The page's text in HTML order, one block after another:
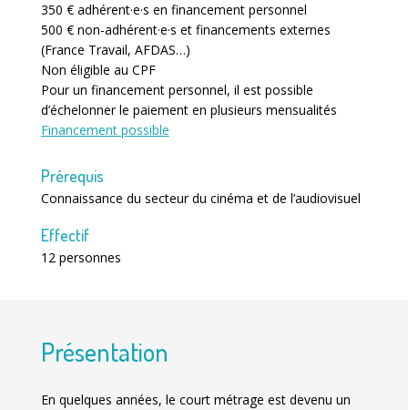
350 € adhérent·e·s en financement personnel
500 € non-adhérent·e·s et financements externes
(France Travail, AFDAS…)
Non éligible au CPF
Pour un financement personnel, il est possible
d’échelonner le paiement en plusieurs mensualités
Financement possible
Prérequis
Connaissance du secteur du cinéma et de l’audiovisuel
Effectif
12 personnes
Présentation
En quelques années, le court métrage est devenu un